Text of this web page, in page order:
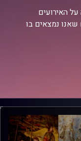
על האירועים
נמצאים בו